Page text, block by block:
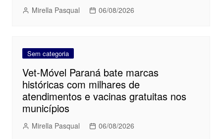
Mirella Pasqual 06/08/2026
Sem categoria
Vet-Móvel Paraná bate marcas
históricas com milhares de
atendimentos e vacinas gratuitas nos
municípios
Mirella Pasqual 06/08/2026